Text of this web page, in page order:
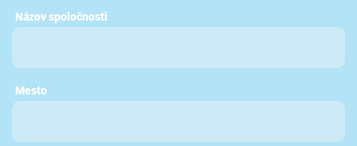
Názov spoločnosti
Mesto